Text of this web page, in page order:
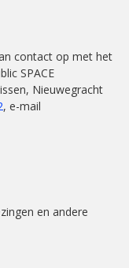
contact op met het
SPACE
Nieuwegracht
, e-mail
en andere